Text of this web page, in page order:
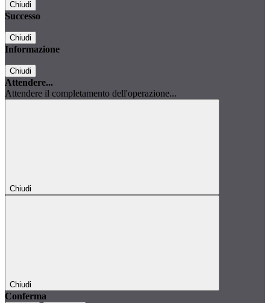
Chiudi
Successo
Chiudi
Informazione
Chiudi
Attendere...
Attendere il completamento dell'operazione...
Chiudi
Chiudi
Conferma